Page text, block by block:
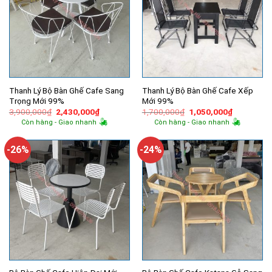
Thanh Lý Bộ Bàn Ghế Cafe Sang
Trọng Mới 99%
3,900,000₫ Giá
gốc
là:
2,430,000₫Giá
hiện
tại
2,430,000₫.
Còn hàng - Giao nhanh
Thanh Lý Bộ Bàn Ghế Cafe Xếp
Mới 99%
1,700,000₫ Giá
gốc
là:
1,050,000₫Giá
hiện
tại
Còn hàng - Giao nhanh
-26% -24%